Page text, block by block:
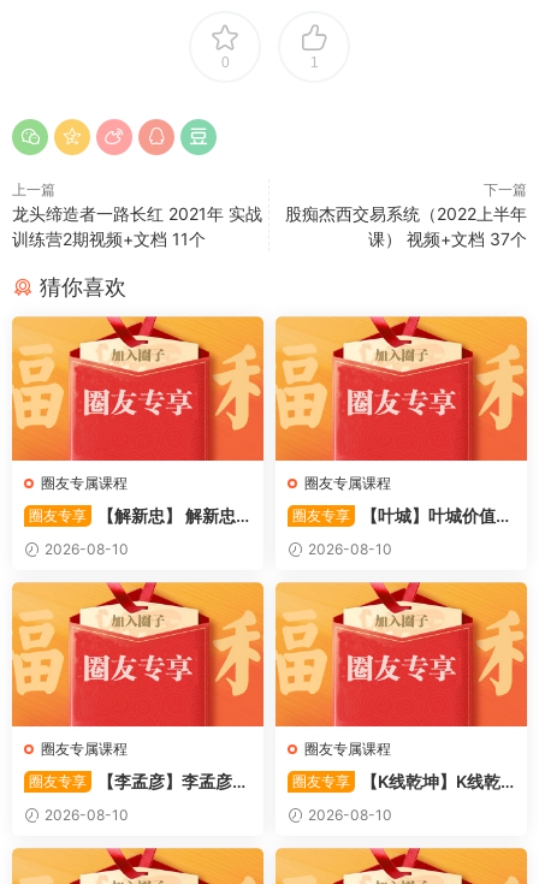
0 1
上一篇
龙头缔造者一路长红 2021年 实战
训练营2期视频+文档 11个
下一篇
股痴杰西交易系统（2022上半年
课） 视频+文档 37个
猜你喜欢
圈友专属课程
圈友专享
【解新忠】 解新忠2
015职业盘手的基础交易系统
8视频
2026-08-10
圈友专属课程
圈友专享
【叶城】叶城价值投
资训练营：D级研究员的交易
系统课 10视频
2026-08-10
圈友专属课程
圈友专享
【李孟彦】李孟彦集
合竞价全攻略 股市行者孙 —
竞价 2PDF文件
2026-08-10
圈友专属课程
圈友专享
【K线乾坤】K线乾
坤–提前发现强势板块 1PDF文
件
2026-08-10